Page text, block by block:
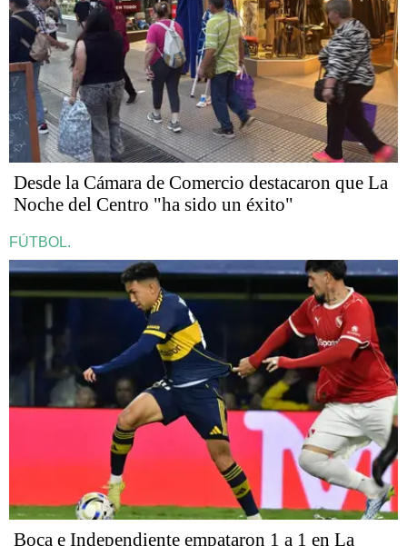
Desde la Cámara de Comercio destacaron que La
Noche del Centro "ha sido un éxito"
FÚTBOL.
Boca e Independiente empataron 1 a 1 en La